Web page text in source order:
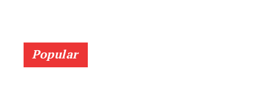
Popular